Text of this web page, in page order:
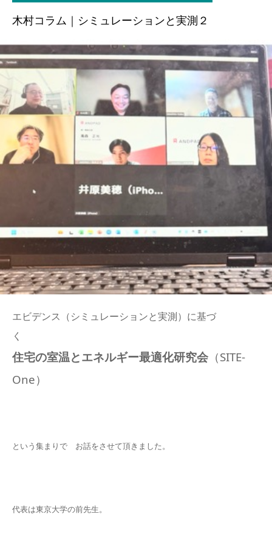
木村コラム｜シミュレーションと実測２
エビデンス（シミュレーションと実測）に基づ
く
住宅の室温とエネルギー最適化研究会 （SITE-
One）
という集まりで お話をさせて頂きました。
代表は東京大学の前先生。
CONTACT